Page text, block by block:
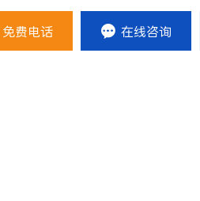
免费电话  在线咨询